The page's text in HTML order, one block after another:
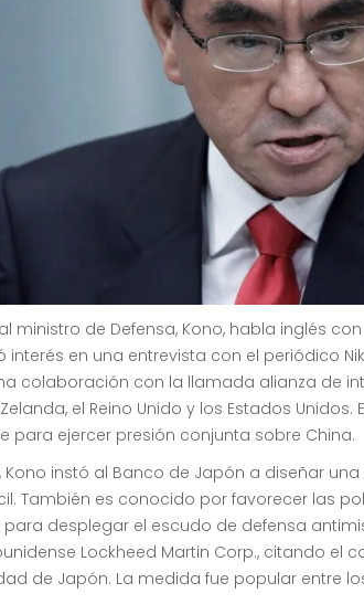
ministro de Defensa, Kono, habla inglés
interés en una entrevista con el periódico
colaboración con la llamada alianza de
el Reino Unido y los Estados
para ejercer presión conjunta sobre China.
Kono instó al Banco de Japón a diseñar
También es conocido por favorecer las
para desplegar el escudo de defensa
Lockheed Martin Corp., citando
de Japón. La medida fue popular entre